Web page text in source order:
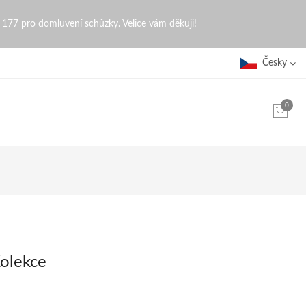
pro domluvení schůzky. Velice vám děkuji!
Česky
0